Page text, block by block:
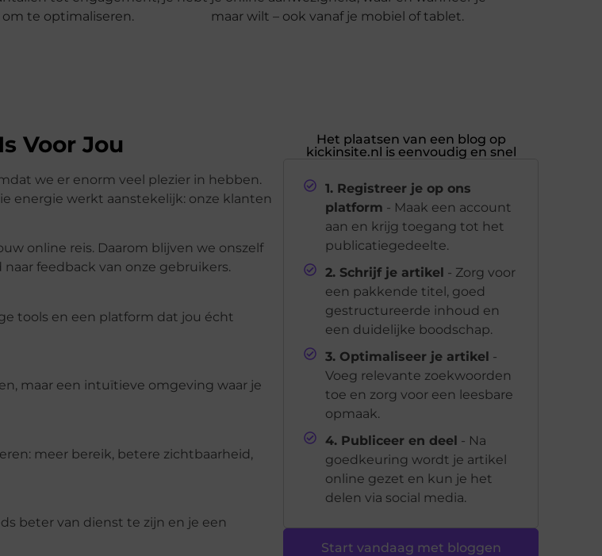
te optimaliseren.
maar wilt – ook vanaf je mobiel of tablet.
Voor Jou
we er enorm veel plezier in hebben.
energie werkt aanstekelijk: onze klanten
online reis. Daarom blijven we onszelf
feedback van onze gebruikers.
tools en een platform dat jou écht
maar een intuïtieve omgeving waar je
meer bereik, betere zichtbaarheid,
beter van dienst te zijn en je een
Het plaatsen van een blog op
kickinsite.nl is eenvoudig en snel
1. Registreer je op ons
platform - Maak een account
aan en krijg toegang tot het
publicatiegedeelte.
2. Schrijf je artikel - Zorg voor
een pakkende titel, goed
gestructureerde inhoud en
een duidelijke boodschap.
3. Optimaliseer je artikel -
Voeg relevante zoekwoorden
toe en zorg voor een leesbare
opmaak.
4. Publiceer en deel - Na
goedkeuring wordt je artikel
online gezet en kun je het
delen via social media.
Start vandaag met bloggen